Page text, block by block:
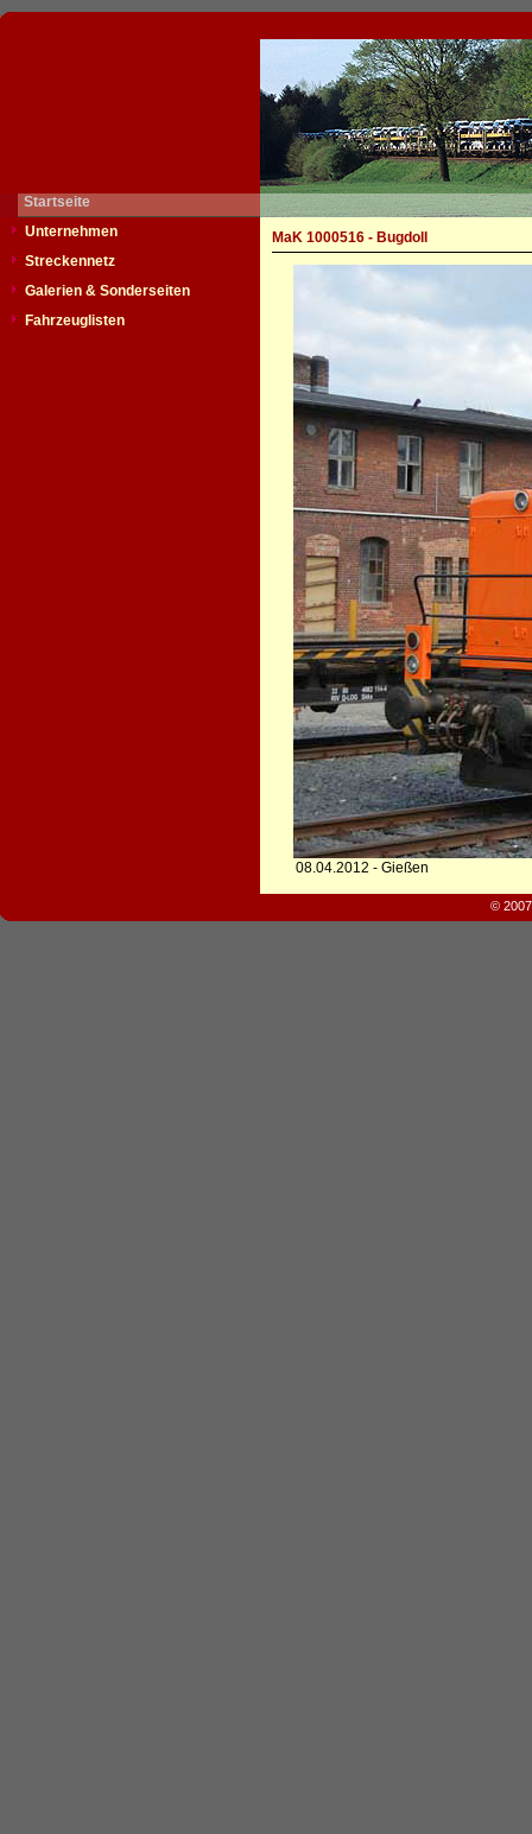
Startseite
Unternehmen
Streckennetz
Galerien & Sonderseiten
Fahrzeuglisten
MaK 1000516 - Bugdoll
08.04.2012 - Gießen
©